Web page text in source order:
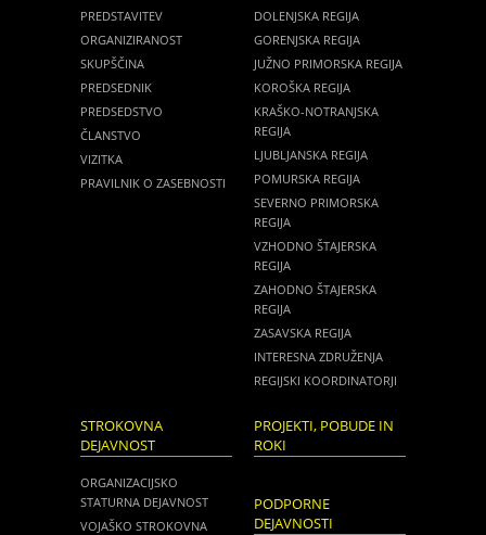
PREDSTAVITEV
ORGANIZIRANOST
SKUPŠČINA
PREDSEDNIK
PREDSEDSTVO
ČLANSTVO
VIZITKA
PRAVILNIK O ZASEBNOSTI
DOLENJSKA REGIJA
GORENJSKA REGIJA
JUŽNO PRIMORSKA REGIJA
KOROŠKA REGIJA
KRAŠKO-NOTRANJSKA
REGIJA
LJUBLJANSKA REGIJA
POMURSKA REGIJA
SEVERNO PRIMORSKA
REGIJA
VZHODNO ŠTAJERSKA
REGIJA
ZAHODNO ŠTAJERSKA
REGIJA
ZASAVSKA REGIJA
INTERESNA ZDRUŽENJA
REGIJSKI KOORDINATORJI
STROKOVNA
DEJAVNOST
ORGANIZACIJSKO
STATURNA DEJAVNOST
VOJAŠKO STROKOVNA
PROJEKTI, POBUDE IN
ROKI
PODPORNE
DEJAVNOSTI